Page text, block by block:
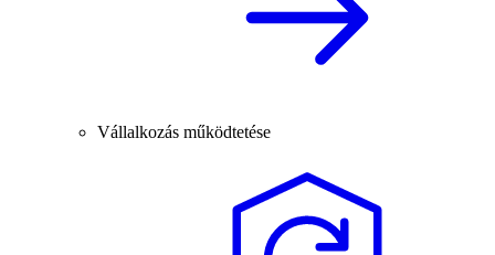
Vállalkozás működtetése